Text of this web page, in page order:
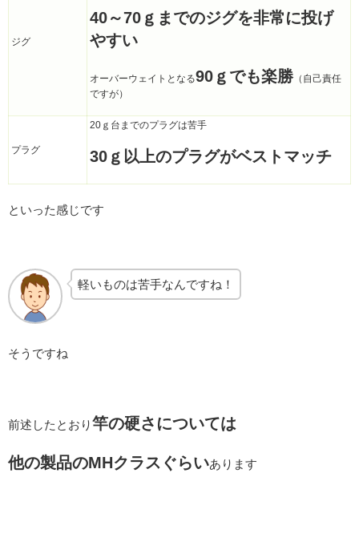
ジグ
40～70ｇまでのジグを非常に投げ
やすい
オーバーウェイトとなる90ｇでも楽勝（自己責任
ですが）
プラグ
20ｇ台までのプラグは苦手
30ｇ以上のプラグがベストマッチ
といった感じです
軽いものは苦手なんですね！
そうですね
前述したとおり竿の硬さについては
他の製品のMHクラスぐらいあります